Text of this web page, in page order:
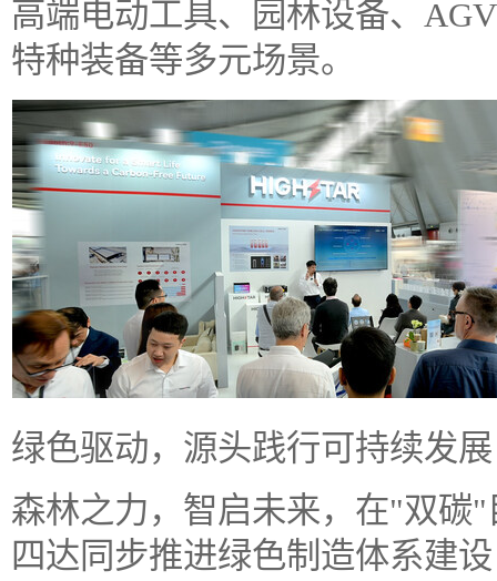
高端电动工具、园林设备、
特种装备等多元场景。
绿色驱动，源头践行可持续发展
森林之力，智启未来，在"双碳
四达同步推进绿色制造体系建